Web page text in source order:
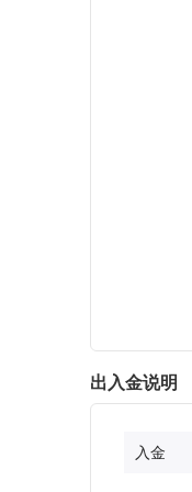
出入金说明
入金